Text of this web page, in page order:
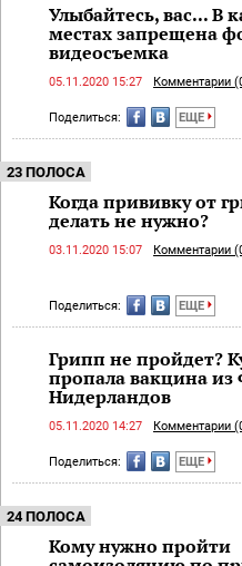
Улыбайтесь, вас... В
местах запрещена
видеосъемка
05.11.2020 15:27 Комментарии
Поделиться: ЕЩЕ
23 ПОЛОСА
Когда прививку от
делать не нужно?
03.11.2020 15:07 Комментарии
Поделиться: ЕЩЕ
Грипп не пройдет?
пропала вакцина
Нидерландов
05.11.2020 14:27 Комментарии
Поделиться: ЕЩЕ
24 ПОЛОСА
Кому нужно пройти